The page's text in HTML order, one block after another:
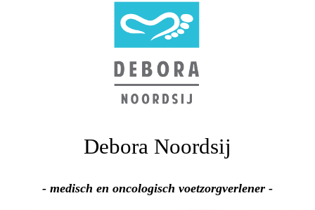
Debora Noordsij
- medisch en oncologisch voetzorgverlener -